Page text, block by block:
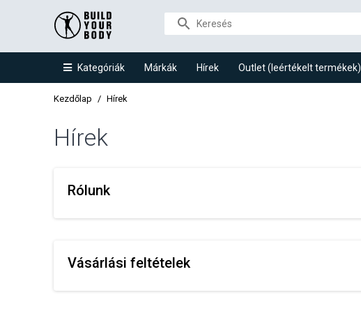
Kategóriák Márkák Hírek Outlet (leértékelt termékek)
Kezdőlap Hírek
Hírek
Rólunk
Vásárlási feltételek